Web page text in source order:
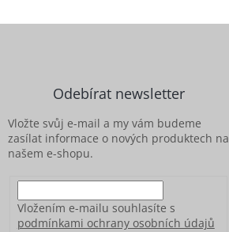
Odebírat newsletter
Vložte svůj e-mail a my vám budeme
zasílat informace o nových produktech na
našem e-shopu.
Vložením e-mailu souhlasíte s
podmínkami ochrany osobních údajů